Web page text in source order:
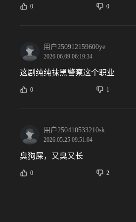
0 0
用户250912159600ye
2026.06.09 06:19:34
这剧纯纯抹黑警察这个职业
0 1
用户250410533210sk
2026.05.25 09:51:04
臭狗屎，又臭又长
0 2